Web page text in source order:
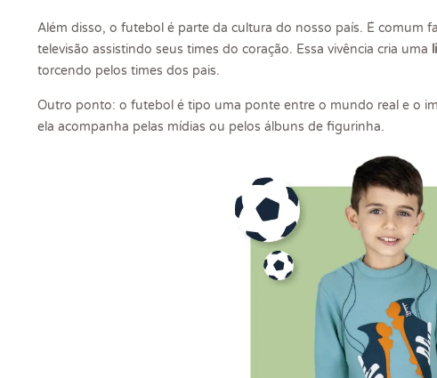
Além disso, o futebol é parte da cultura do nosso país. É comum
televisão assistindo seus times do coração. Essa vivência cria uma
torcendo pelos times dos pais.
Outro ponto: o futebol é tipo uma ponte entre o mundo real e o
ela acompanha pelas mídias ou pelos álbuns de figurinha.